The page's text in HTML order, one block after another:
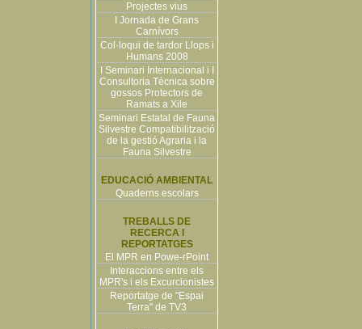
Projectes vius
I Jornada de Grans
Carnívors
Col·loqui de tardor Llops i
Humans 2008
I Seminari Internacional i I
Consultoria Tècnica sobre
gossos Protectors de
Ramats a Xile
Seminari Estatal de Fauna
Silvestre Compatibilització
de la gestió Agraria i la
Fauna Silvestre
EDUCACIÓ AMBIENTAL
Quaderns escolars
TREBALLS DE
RECERCA I
REPORTATGES
El MPR en Powe-rPoint
Interaccions entre els
MPR's i els Excurcionistes
Reportatge de "Espai
Terra" de TV3